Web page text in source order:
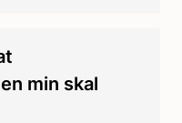
min skal